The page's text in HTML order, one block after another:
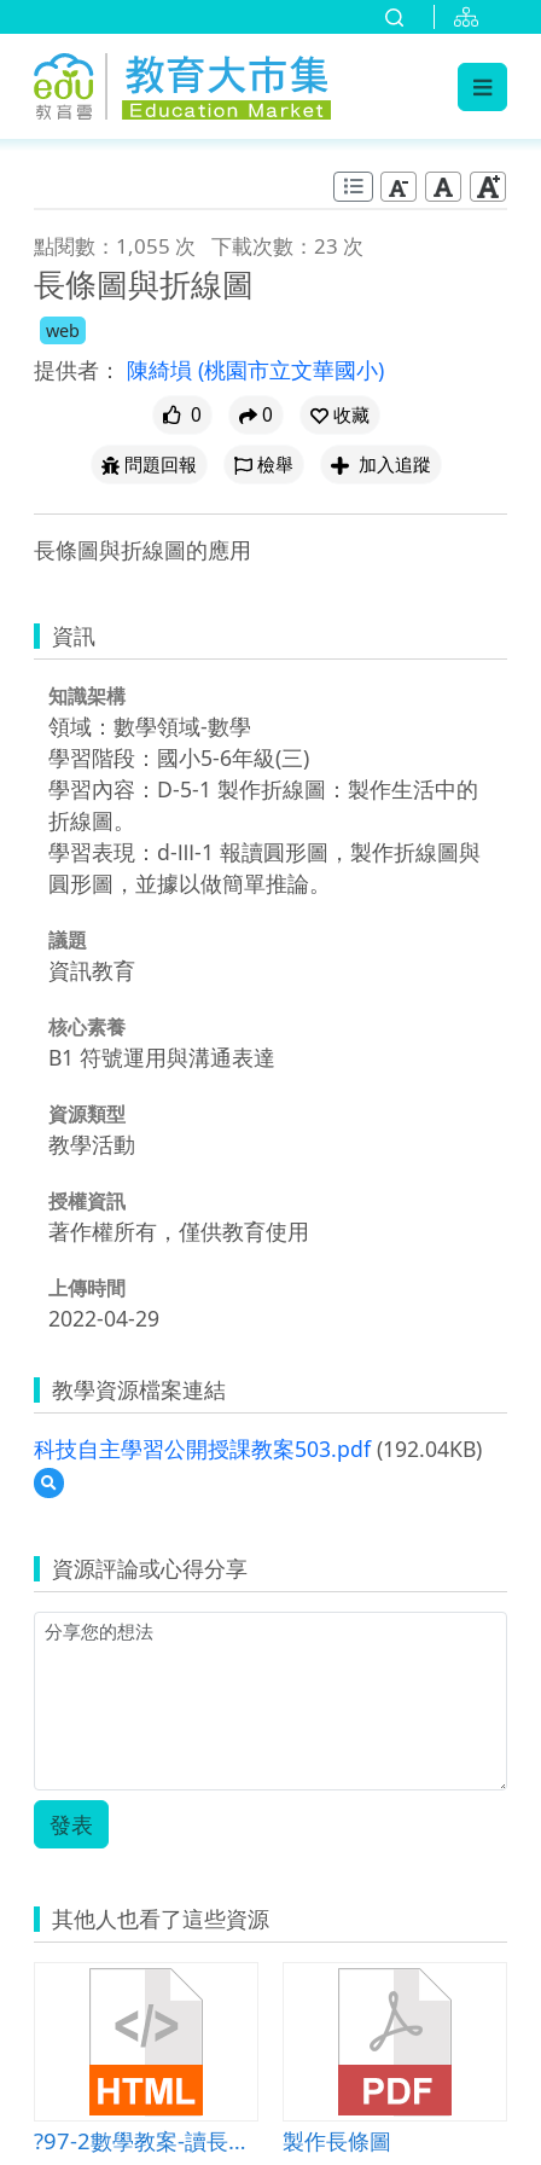
點閱數：1,055 次 下載次數：23 次
長條圖與折線圖
web
提供者： 陳綺塤 (桃園市立文華國小)
0 0
收藏
問題回報
檢舉 加入追蹤
長條圖與折線圖的應用
資訊
知識架構
領域：數學領域-數學
學習階段：國小5-6年級(三)
學習內容：D-5-1 製作折線圖：製作生活中的
折線圖。
學習表現：d-Ⅲ-1 報讀圓形圖，製作折線圖與
圓形圖，並據以做簡單推論。
議題
資訊教育
核心素養
B1 符號運用與溝通表達
資源類型
教學活動
授權資訊
著作權所有，僅供教育使用
上傳時間
2022-04-29
教學資源檔案連結
科技自主學習公開授課教案503.pdf(192.04KB)
預
覽
自
主
學
習
503.pdf
資源評論或心得分享
發表
其他人也看了這些資源
?97-2數學教案-讀長條圖 製作長條圖